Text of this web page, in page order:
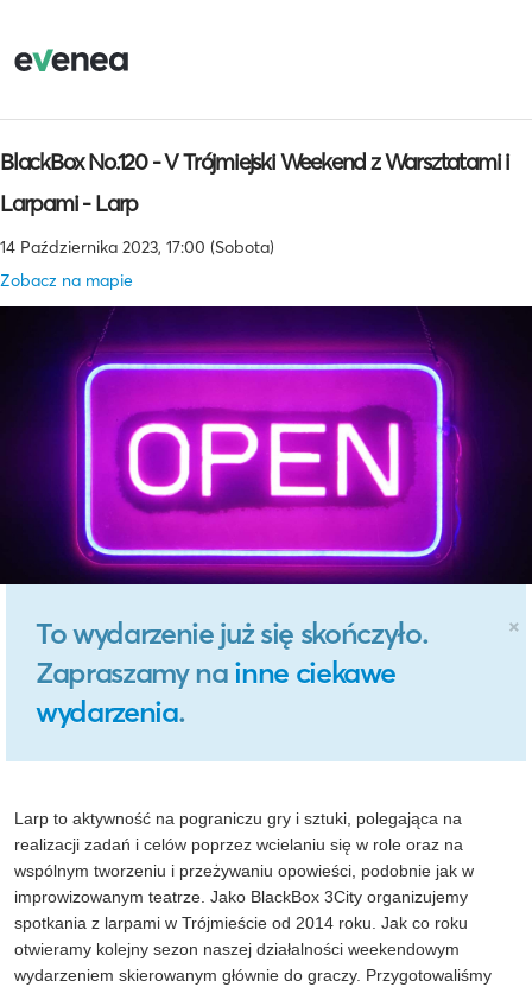
BlackBox No.120 - V Trójmiejski Weekend z Warsztatami i
Larpami - Larp
14 Października 2023, 17:00 (Sobota)
Zobacz na mapie
×
To wydarzenie już się skończyło.
Zapraszamy na inne ciekawe
wydarzenia.
Larp to aktywność na pograniczu gry i sztuki, polegająca na
realizacji zadań i celów poprzez wcielaniu się w role oraz na
wspólnym tworzeniu i przeżywaniu opowieści, podobnie jak w
improwizowanym teatrze. Jako BlackBox 3City organizujemy
spotkania z larpami w Trójmieście od 2014 roku. Jak co roku
otwieramy kolejny sezon naszej działalności weekendowym
wydarzeniem skierowanym głównie do graczy. Przygotowaliśmy